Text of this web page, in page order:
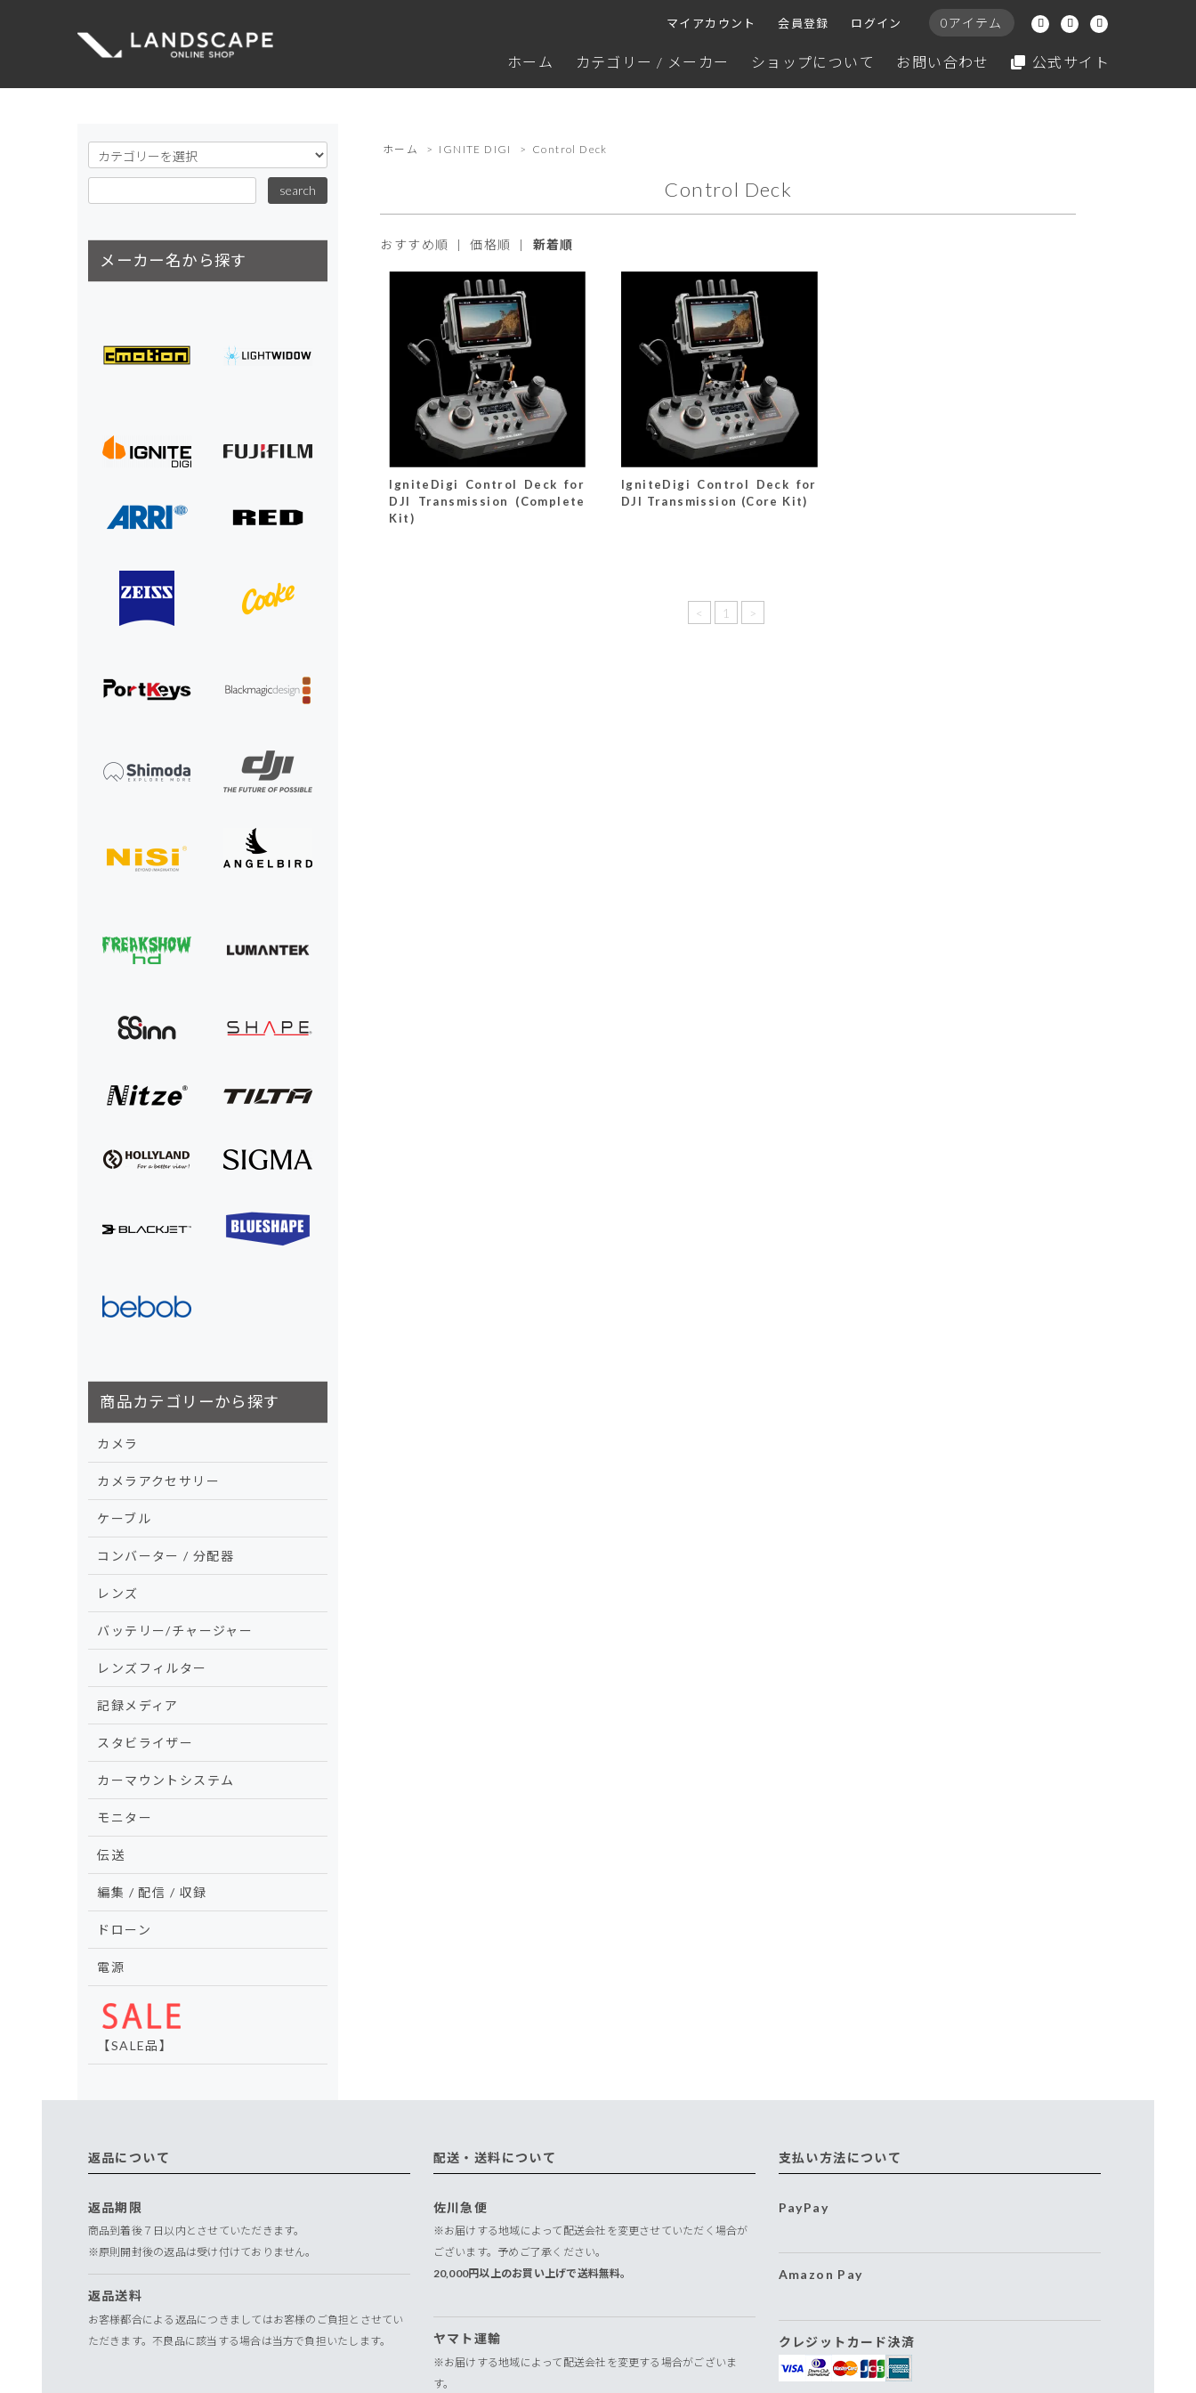
0アイテム
マイアカウント 会員登録 ログイン
ホーム カテゴリー / メーカー ショップについて お問い合わせ 公式サイト
ホーム > IGNITE DIGI > Control Deck
Control Deck
おすすめ順 |価格順 | 新着順
IgniteDigi Control Deck for
DJI Transmission (Complete
Kit)
IgniteDigi Control Deck for
DJI Transmission (Core Kit)
< 1 >
メーカー名から探す
商品カテゴリーから探す
カメラ
カメラアクセサリー
ケーブル
コンバーター / 分配器
レンズ
バッテリー/チャージャー
レンズフィルター
記録メディア
スタビライザー
カーマウントシステム
モニター
伝送
編集 / 配信 / 収録
ドローン
電源
【SALE品】
返品について
返品期限
商品到着後７日以内とさせていただきます。
※原則開封後の返品は受け付けておりません。
返品送料
お客様都合による返品につきましてはお客様のご負担とさせてい
ただきます。不良品に該当する場合は当方で負担いたします。
配送・送料について
佐川急便
※お届けする地域によって配送会社を変更させていただく場合が
ございます。予めご了承ください。
20,000円以上のお買い上げで送料無料。
ヤマト運輸
※お届けする地域によって配送会社を変更する場合がございま
す。
支払い方法について
PayPay
Amazon Pay
クレジットカード決済